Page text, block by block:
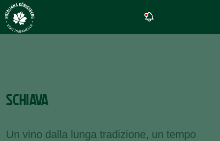
SCHIAVA
Un vino dalla lunga tradizione, un tempo